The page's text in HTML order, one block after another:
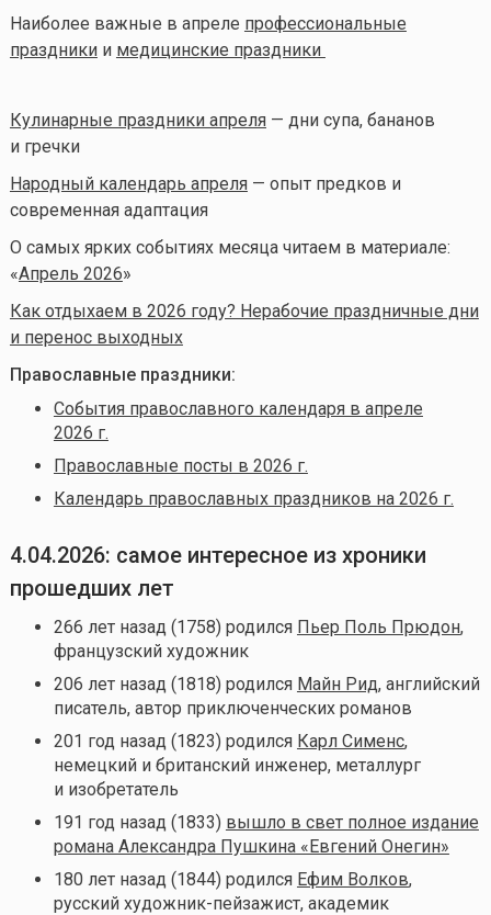
Наиболее важные в апреле профессиональные
праздникии медицинские праздники
Кулинарные праздники апреля— дни супа, бананов
и гречки
Народный календарь апреля— опыт предков и
современная адаптация
О самых ярких событиях месяца читаем в материале:
«Апрель 2026»
Как отдыхаем в 2026 году? Нерабочие праздничные дни
и перенос выходных
Православные праздники:
События православного календаря в апреле
2026 г.
Православные посты в 2026 г.
Календарь православных праздников на 2026 г.
4.04.2026: самое интересное из хроники
прошедших лет
266 лет назад (1758) родился Пьер Поль Прюдон,
французский художник
206 лет назад (1818) родился Майн Рид, английский
писатель, автор приключенческих романов
201 год назад (1823) родился Карл Сименс,
немецкий и британский инженер, металлург
и изобретатель
191 год назад (1833) вышло в свет полное издание
романа Александра Пушкина «Евгений Онегин»
180 лет назад (1844) родился Ефим Волков,
русский художник-пейзажист, академик